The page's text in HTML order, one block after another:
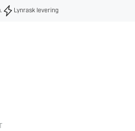
. Lynrask levering